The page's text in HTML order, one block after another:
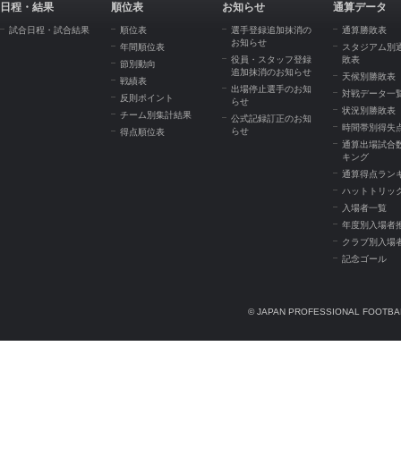
日程・結果
試合日程・試合結果
順位表
順位表
年間順位表
節別動向
戦績表
反則ポイント
チーム別集計結果
得点順位表
お知らせ
選手登録追加抹消の
お知らせ
役員・スタッフ登録
追加抹消のお知らせ
出場停止選手のお知
らせ
公式記録訂正のお知
らせ
通算データ
通算勝敗表
スタジアム別
敗表
天候別勝敗表
対戦データ一
状況別勝敗表
時間帯別得失
通算出場試合
キング
通算得点ラン
ハットトリッ
入場者一覧
年度別入場者
クラブ別入場
記念ゴール
© JAPAN PROFESSIONAL